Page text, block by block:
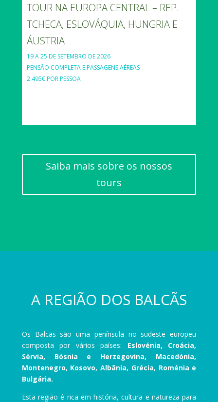
TOUR NA EUROPA CENTRAL – REP.
TCHECA, ESLOVÁQUIA, HUNGRIA E
ÁUSTRIA
19 A 25 DE SETEMBRO DE 2026
PENSÃO COMPLETA E PASSAGENS AÉREAS
2.495€ POR PESSOA
Saiba mais sobre os nossos
tours
A REGIÃO DOS BALCÃS
Os Balcãs são uma península no sudeste europeu
composta por vários países: Eslovénia, Croácia,
Sérvia, Bósnia e Herzegovina, Macedónia,
Montenegro, Kosovo, Albânia, Grécia, Roménia e
Bulgária.
Esta região é rica em história, cultura e natureza para